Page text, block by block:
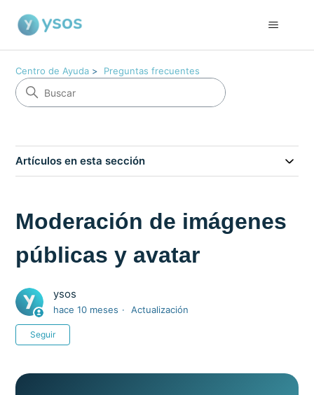
Centro de Ayuda Preguntas frecuentes
Artículos en esta sección
Moderación de imágenes
públicas y avatar
ysos
hace 10 meses Actualización
Seguir